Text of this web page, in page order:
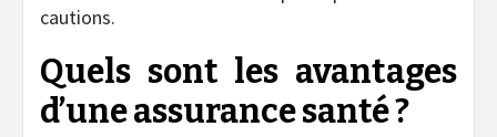
cautions.
Quels sont les avantages
d’une assurance santé ?